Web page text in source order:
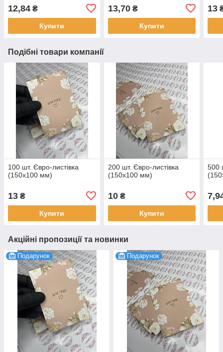
12,84 ₴
Купити
13,70₴
Купити
13
Подібні товари компанії
100 шт. Євро-листівка
(150х100 мм)
13 ₴
Купити
200 шт. Євро-листівка
(150х100 мм)
10₴
Купити
500
Акційні пропозиції та новинки
Подарунок Подарунок